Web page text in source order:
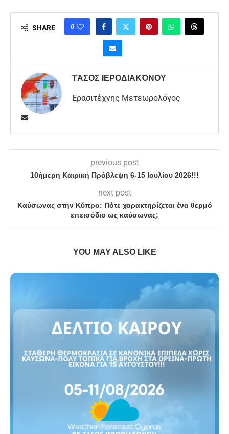
SHARE 0
ΤΆΣΟΣ ΙΕΡΟΔΙΑΚΌΝΟΥ
Ερασιτέχνης Μετεωρολόγος
previous post
10ήμερη Καιρική Πρόβλεψη 6-15 Ιουλίου 2026!!!
next post
Καύσωνας στην Κύπρο: Πότε χαρακτηρίζεται ένα θερμό
επεισόδιο ως καύσωνας;
YOU MAY ALSO LIKE